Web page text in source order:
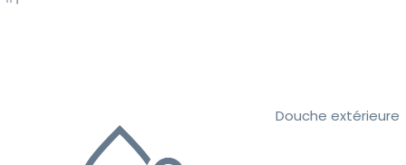
Douche extérieure